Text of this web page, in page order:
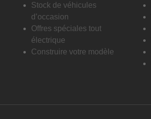
Stock de véhicules
d’occasion
Offres spéciales tout
électrique
Construire votre modèle